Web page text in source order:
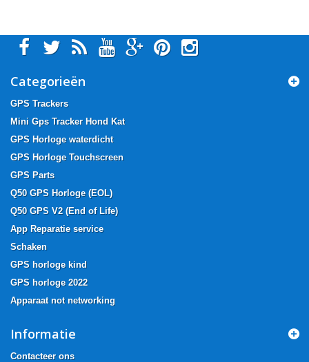
Categorieën
GPS Trackers
Mini Gps Tracker Hond Kat
GPS Horloge waterdicht
GPS Horloge Touchscreen
GPS Parts
Q50 GPS Horloge (EOL)
Q50 GPS V2 (End of Life)
App Reparatie service
Schaken
GPS horloge kind
GPS horloge 2022
Apparaat not networking
Informatie
Contacteer ons